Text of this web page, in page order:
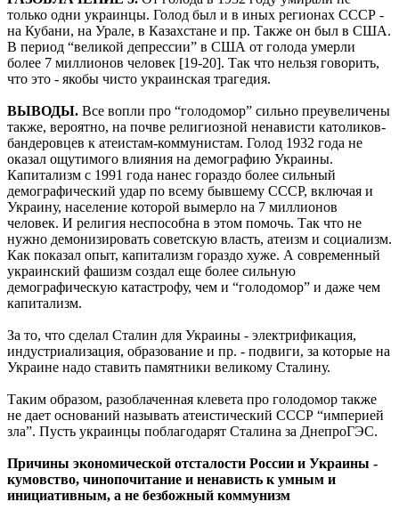
только одни украинцы. Голод был и в иных регионах СССР -
на Кубани, на Урале, в Казахстане и пр. Также он был в США.
В период “великой депрессии” в США от голода умерли
более 7 миллионов человек [19-20]. Так что нельзя говорить,
что это - якобы чисто украинская трагедия.
ВЫВОДЫ. Все вопли про “голодомор” сильно преувеличены
также, вероятно, на почве религиозной ненависти католиков-
бандеровцев к атеистам-коммунистам. Голод 1932 года не
оказал ощутимого влияния на демографию Украины.
Капитализм с 1991 года нанес гораздо более сильный
демографический удар по всему бывшему СССР, включая и
Украину, население которой вымерло на 7 миллионов
человек. И религия неспособна в этом помочь. Так что не
нужно демонизировать советскую власть, атеизм и социализм.
Как показал опыт, капитализм гораздо хуже. А современный
украинский фашизм создал еще более сильную
демографическую катастрофу, чем и “голодомор” и даже чем
капитализм.
За то, что сделал Сталин для Украины - электрификация,
индустриализация, образование и пр. - подвиги, за которые на
Украине надо ставить памятники великому Сталину.
Таким образом, разоблаченная клевета про голодомор также
не дает оснований называть атеистический СССР “империей
зла”. Пусть украинцы поблагодарят Сталина за ДнепроГЭС.
Причины экономической отсталости России и Украины -
кумовство, чинопочитание и ненависть к умным и
инициативным, а не безбожный коммунизм